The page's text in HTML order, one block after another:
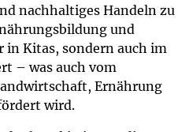
nachhaltiges Handeln zu
und
Kitas, sondern auch im
– was auch vom
Ernährung
wird.